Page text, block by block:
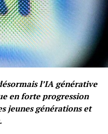
l’IA générative
en forte progression
jeunes générations et